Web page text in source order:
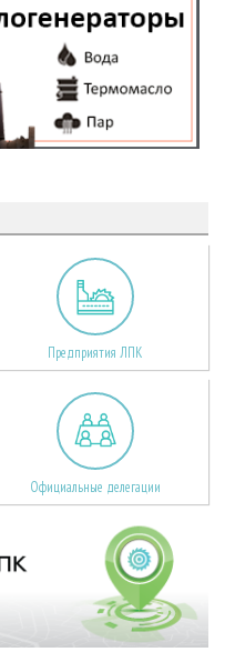
Предприятия ЛПК
Официальные делегации